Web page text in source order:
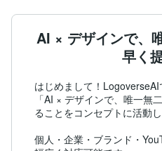
AI × デザインで、
早く
はじめまして！LogoverseAI
「AI × デザインで、唯一無
ることをコンセプトに活動し
個人・企業・ブランド・